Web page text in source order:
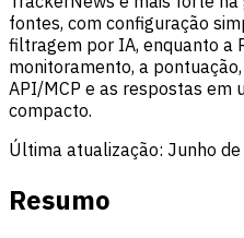
fontes, com configuração
filtragem por IA, enquanto a
monitoramento, a
API/MCP e as respostas em
compacto.
Última atualização: Junho
Resumo